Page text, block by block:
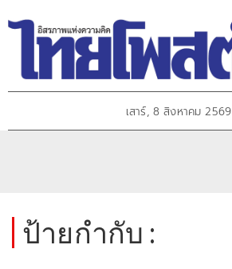
เสาร์, 8 สิงหาคม 2569
ป้ายกำกับ :